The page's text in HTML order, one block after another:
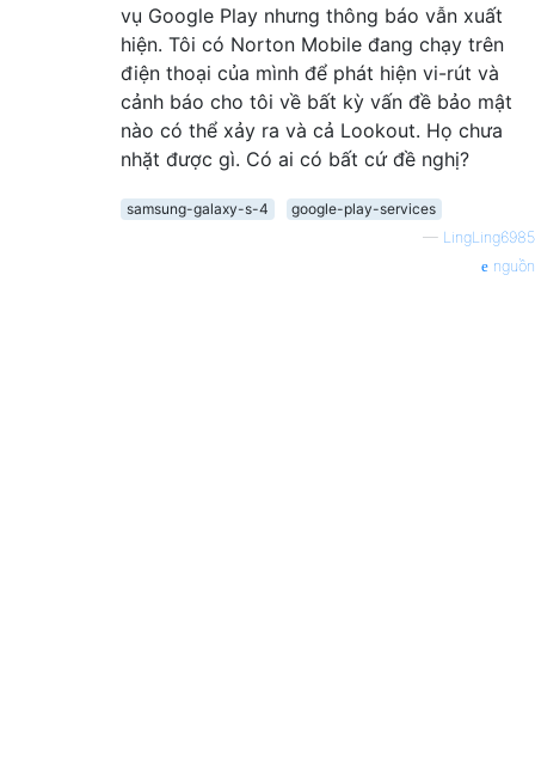
vụ Google Play nhưng thông báo vẫn xuất
hiện. Tôi có Norton Mobile đang chạy trên
điện thoại của mình để phát hiện vi-rút và
cảnh báo cho tôi về bất kỳ vấn đề bảo mật
nào có thể xảy ra và cả Lookout. Họ chưa
nhặt được gì. Có ai có bất cứ đề nghị?
samsung-galaxy-s-4
google-play-services
— LingLing6985
nguồn